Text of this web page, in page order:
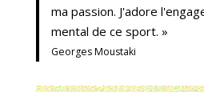
ma passion. J'adore
mental de ce sport. »
Georges Moustaki